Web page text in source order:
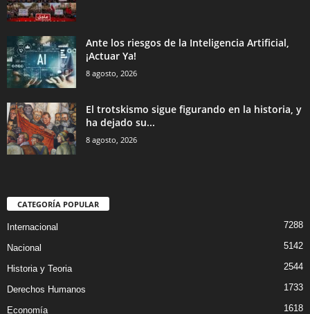
Ante los riesgos de la Inteligencia Artificial,
¡Actuar Ya!
8 agosto, 2026
El trotskismo sigue figurando en la historia, y
ha dejado su...
8 agosto, 2026
CATEGORÍA POPULAR
Internacional 7288
Nacional 5142
Historia y Teoria 2544
Derechos Humanos 1733
Economía 1618